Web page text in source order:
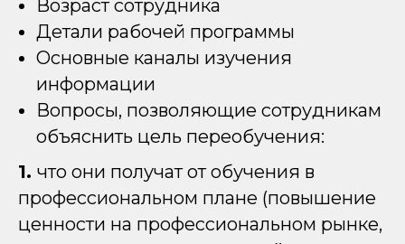
Возраст сотрудника
Детали рабочей программы
Основные каналы изучения
информации
Вопросы, позволяющие сотрудникам
объяснить цель переобучения:
1. что они получат от обучения в
профессиональном плане (повышение
ценности на профессиональном рынке,